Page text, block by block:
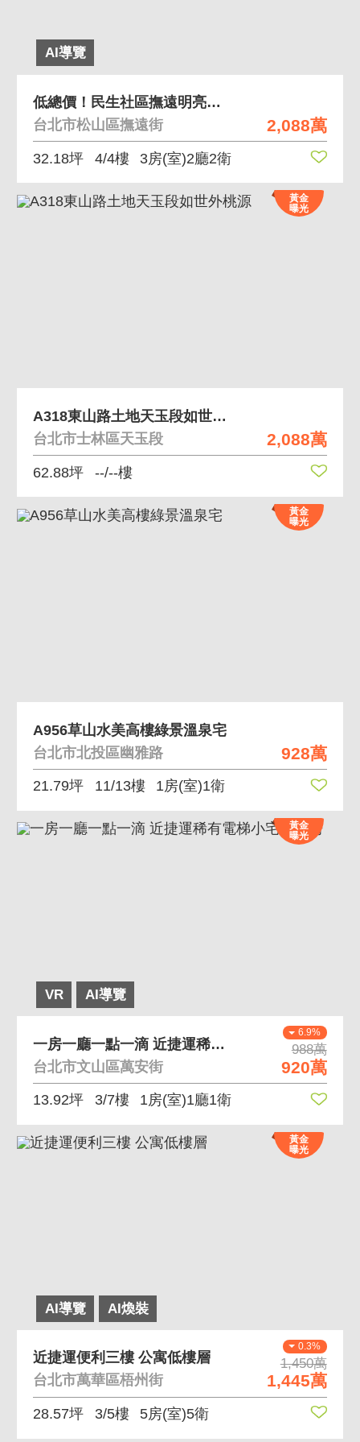
AI導覽
2,088萬
低總價！民生社區撫遠明亮正三房
台北市松山區撫遠街
32.18坪 4/4樓 3房(室)2廳2衛
黃金
曝光
2,088萬
A318東山路土地天玉段如世外桃源
台北市士林區天玉段
62.88坪 --/--樓
黃金
曝光
928萬
A956草山水美高樓綠景溫泉宅
台北市北投區幽雅路
21.79坪 11/13樓 1房(室)1衛
VR AI導覽
黃金
曝光
6.9%
988萬
920萬
一房一廳一點一滴 近捷運稀有電梯小宅非套房
台北市文山區萬安街
13.92坪 3/7樓 1房(室)1廳1衛
AI導覽 AI煥裝
黃金
曝光
0.3%
1,450萬
1,445萬
近捷運便利三樓 公寓低樓層
台北市萬華區梧州街
28.57坪 3/5樓 5房(室)5衛